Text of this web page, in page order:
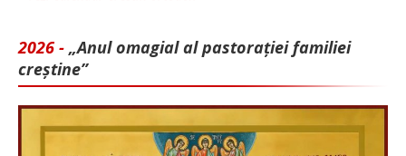
2026 - „Anul omagial al pastorației familiei
creștine”